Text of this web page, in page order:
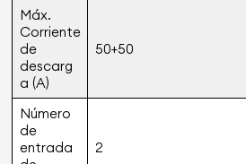
Máx.
Corriente
de
descarg
a (A)
50+50
Número
de
entrada
2